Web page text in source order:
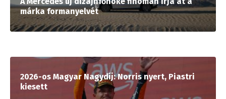
márka formanyelvét
2026-os Magyar Nagydíj: Norris nyert, Piastri
kiesett